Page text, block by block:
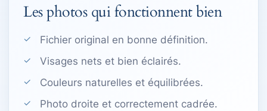
Les photos qui fonctionnent bien
Fichier original en bonne définition.
Visages nets et bien éclairés.
Couleurs naturelles et équilibrées.
Photo droite et correctement cadrée.